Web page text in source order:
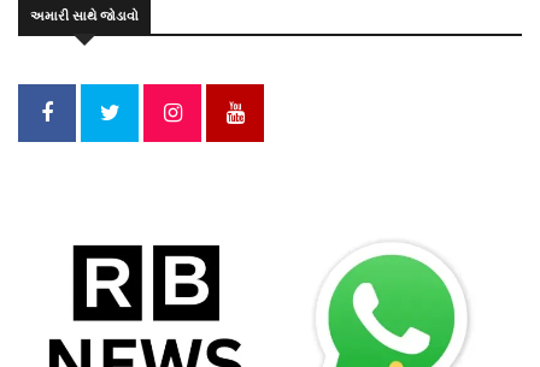
અમારી સાથે જોડાવો